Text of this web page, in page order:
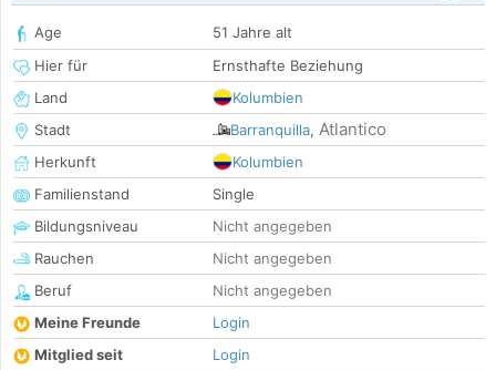
Age
51 Jahre alt
Hier für
Ernsthafte Beziehung
Land
Kolumbien
Stadt
Barranquilla, Atlantico
Herkunft
Kolumbien
Familienstand
Single
Bildungsniveau
Nicht angegeben
Rauchen
Nicht angegeben
Beruf
Nicht angegeben
Meine Freunde
Login
Mitglied seit
Login